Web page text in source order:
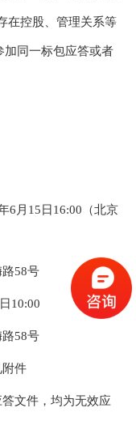
在控股、管理关系等
加同一标包应答或者
6月15日16:00（北京
58号
10:00
58号
附件
文件，均为无效应